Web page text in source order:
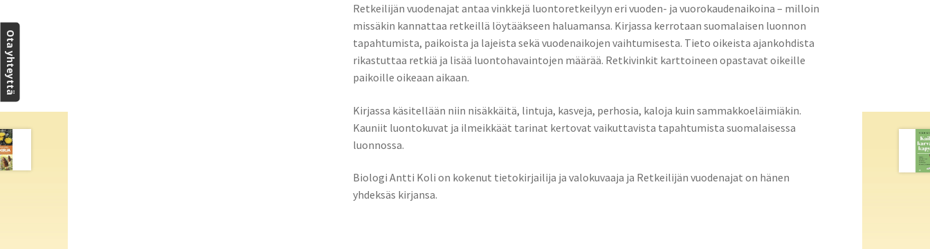
Retkeilijän vuodenajat antaa vinkkejä luontoretkeilyyn eri vuoden- ja vuorokaudenaikoina – milloin
missäkin kannattaa retkeillä löytääkseen haluamansa. Kirjassa kerrotaan suomalaisen luonnon
tapahtumista, paikoista ja lajeista sekä vuodenaikojen vaihtumisesta. Tieto oikeista ajankohdista
rikastuttaa retkiä ja lisää luontohavaintojen määrää. Retkivinkit karttoineen opastavat oikeille
paikoille oikeaan aikaan.
Kirjassa käsitellään niin nisäkkäitä, lintuja, kasveja, perhosia, kaloja kuin sammakkoeläimiäkin.
Kauniit luontokuvat ja ilmeikkäät tarinat kertovat vaikuttavista tapahtumista suomalaisessa
luonnossa.
Biologi Antti Koli on kokenut tietokirjailija ja valokuvaaja ja Retkeilijän vuodenajat on hänen
yhdeksäs kirjansa.
Ota yhteyttä